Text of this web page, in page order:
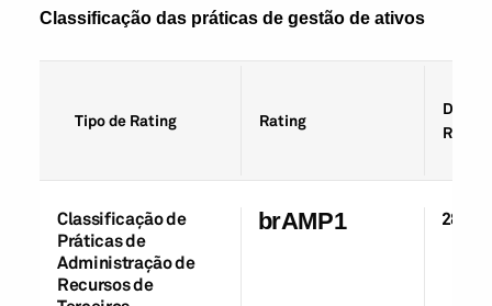
Classificação das práticas de gestão de ativos
Tipo de Rating Rating
Data
Rating
Classificação de
Práticas de
Administração de
Recursos de
brAMP1 28-